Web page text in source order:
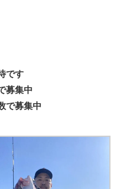
です
募集中
募集中